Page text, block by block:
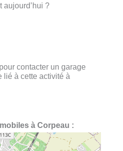
aujourd’hui ?
contacter un garage
lié à cette activité à
à Corpeau :